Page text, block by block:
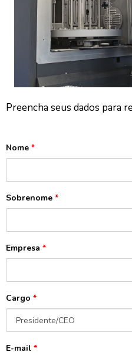
Preencha seus dados para
Nome *
Sobrenome *
Empresa *
Cargo *
E-mail *